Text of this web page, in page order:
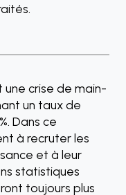
une crise de main-
un taux de
Dans ce
à recruter les
et à leur
statistiques
toujours plus